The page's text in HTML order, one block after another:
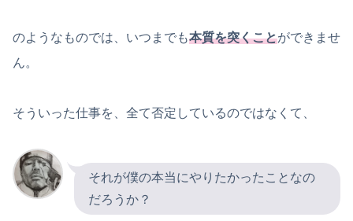
のようなものでは、いつまでも本質を突くことができませ
ん。
そういった仕事を、全て否定しているのではなくて、
それが僕の本当にやりたかったことなの
だろうか？